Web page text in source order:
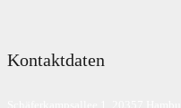
Kontaktdaten